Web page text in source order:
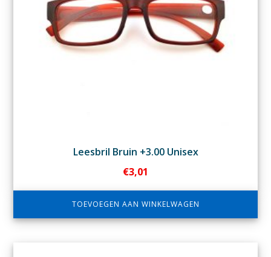
Leesbril Bruin +3.00 Unisex
€3,01
TOEVOEGEN AAN WINKELWAGEN